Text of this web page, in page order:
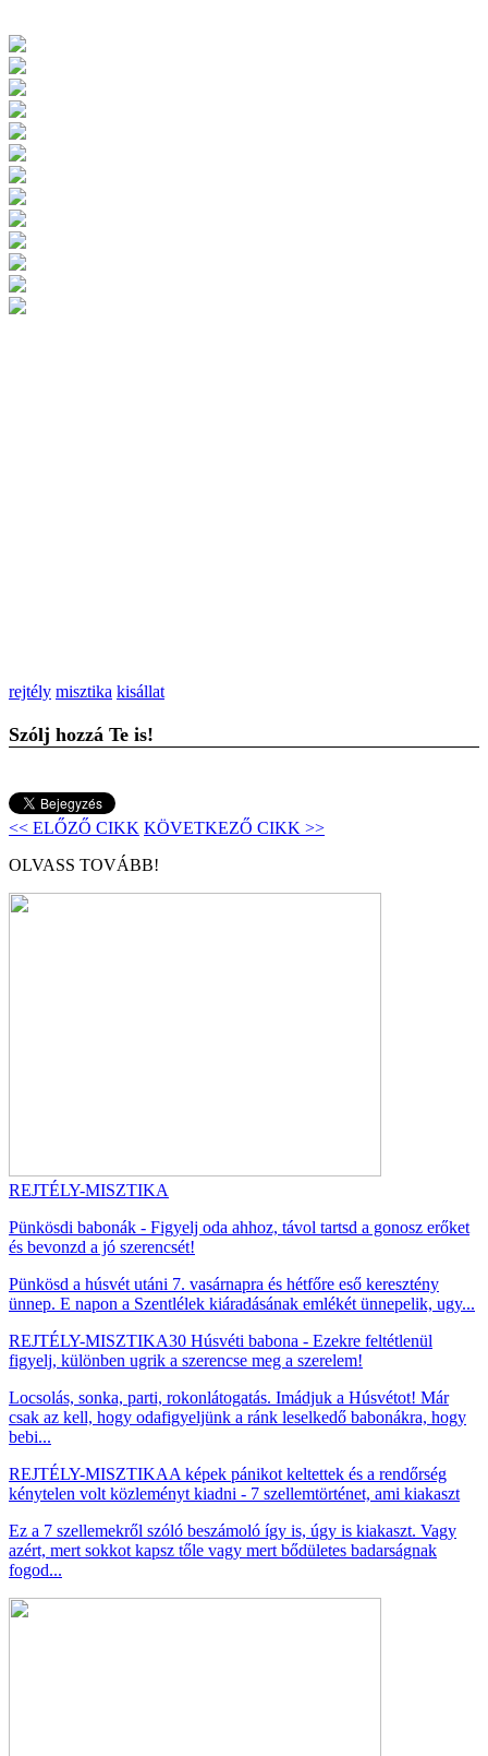
rejtély misztika kisállat
Szólj hozzá Te is!
<< ELŐZŐ CIKK KÖVETKEZŐ CIKK >>
OLVASS TOVÁBB!
REJTÉLY-MISZTIKA
Pünkösdi babonák - Figyelj oda ahhoz, távol tartsd a gonosz erőket
és bevonzd a jó szerencsét!
Pünkösd a húsvét utáni 7. vasárnapra és hétfőre eső keresztény
ünnep. E napon a Szentlélek kiáradásának emlékét ünnepelik, ugy...
REJTÉLY-MISZTIKA30 Húsvéti babona - Ezekre feltétlenül
figyelj, különben ugrik a szerencse meg a szerelem!
Locsolás, sonka, parti, rokonlátogatás. Imádjuk a Húsvétot! Már
csak az kell, hogy odafigyeljünk a ránk leselkedő babonákra, hogy
bebi...
REJTÉLY-MISZTIKAA képek pánikot keltettek és a rendőrség
kénytelen volt közleményt kiadni - 7 szellemtörténet, ami kiakaszt
Ez a 7 szellemekről szóló beszámoló így is, úgy is kiakaszt. Vagy
azért, mert sokkot kapsz tőle vagy mert bődületes badarságnak
fogod...